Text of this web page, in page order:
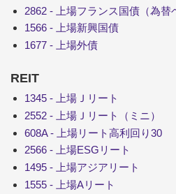
2862 - 上場フランス国債（為替
1566 - 上場新興国債
1677 - 上場外債
REIT
1345 - 上場Ｊリート
2552 - 上場Ｊリート（ミニ）
608A - 上場リート高利回り30
2566 - 上場ESGリート
1495 - 上場アジアリート
1555 - 上場Aリート